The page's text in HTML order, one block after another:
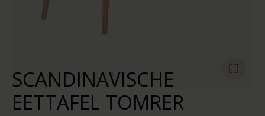
SCANDINAVISCHE
EETTAFEL TOMRER